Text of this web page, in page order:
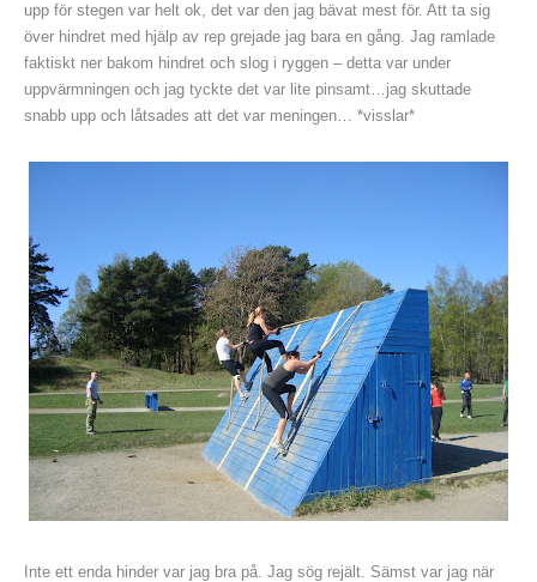
upp för stegen var helt ok, det var den jag bävat mest för. Att ta sig
över hindret med hjälp av rep grejade jag bara en gång. Jag ramlade
faktiskt ner bakom hindret och slog i ryggen – detta var under
uppvärmningen och jag tyckte det var lite pinsamt…jag skuttade
snabb upp och låtsades att det var meningen… *visslar*
Inte ett enda hinder var jag bra på. Jag sög rejält. Sämst var jag när